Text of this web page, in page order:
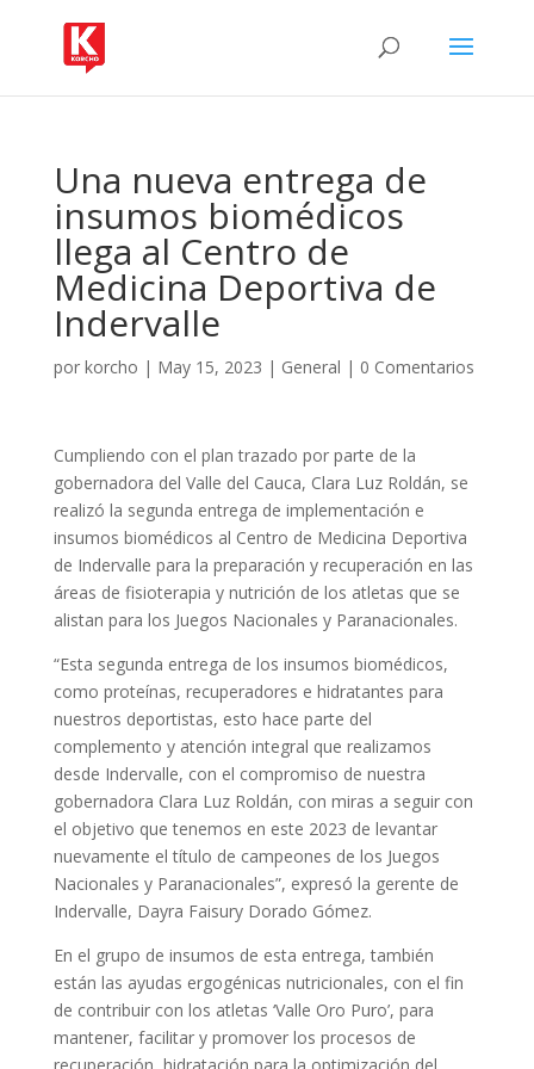
Una nueva entrega de
insumos biomédicos
llega al Centro de
Medicina Deportiva de
Indervalle
por korcho | May 15, 2023 | General | 0 Comentarios
Cumpliendo con el plan trazado por parte de la
gobernadora del Valle del Cauca, Clara Luz Roldán, se
realizó la segunda entrega de implementación e
insumos biomédicos al Centro de Medicina Deportiva
de Indervalle para la preparación y recuperación en las
áreas de fisioterapia y nutrición de los atletas que se
alistan para los Juegos Nacionales y Paranacionales.
“Esta segunda entrega de los insumos biomédicos,
como proteínas, recuperadores e hidratantes para
nuestros deportistas, esto hace parte del
complemento y atención integral que realizamos
desde Indervalle, con el compromiso de nuestra
gobernadora Clara Luz Roldán, con miras a seguir con
el objetivo que tenemos en este 2023 de levantar
nuevamente el título de campeones de los Juegos
Nacionales y Paranacionales”, expresó la gerente de
Indervalle, Dayra Faisury Dorado Gómez.
En el grupo de insumos de esta entrega, también
están las ayudas ergogénicas nutricionales, con el fin
de contribuir con los atletas ‘Valle Oro Puro’, para
mantener, facilitar y promover los procesos de